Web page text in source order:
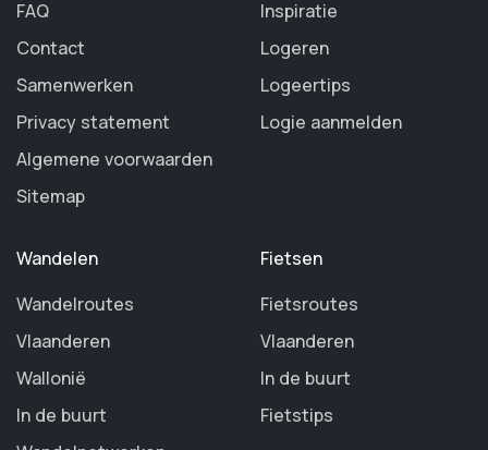
FAQ
Contact
Samenwerken
Privacy statement
Algemene voorwaarden
Sitemap
Inspiratie
Logeren
Logeertips
Logie aanmelden
Wandelen
Wandelroutes
Vlaanderen
Wallonië
In de buurt
Fietsen
Fietsroutes
Vlaanderen
In de buurt
Fietstips